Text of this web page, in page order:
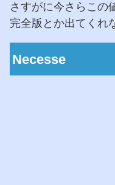
さすがに今さらこの
完全版とか出てくれ
Necesse